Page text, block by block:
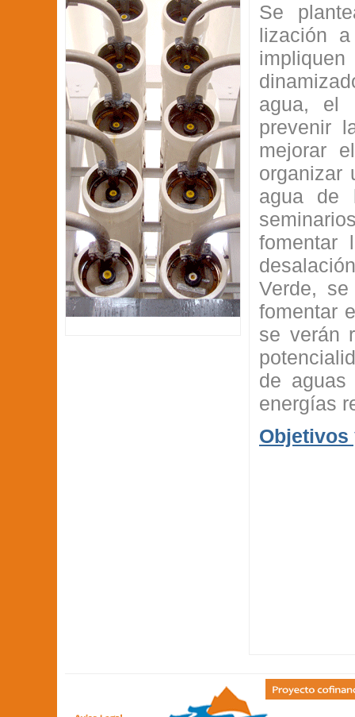
Se
lización
agua, el
prevenir
mejorar
organizar
agua de
fomentar
Verde,
fomentar
se verán
de aguas
energías
Objetivos